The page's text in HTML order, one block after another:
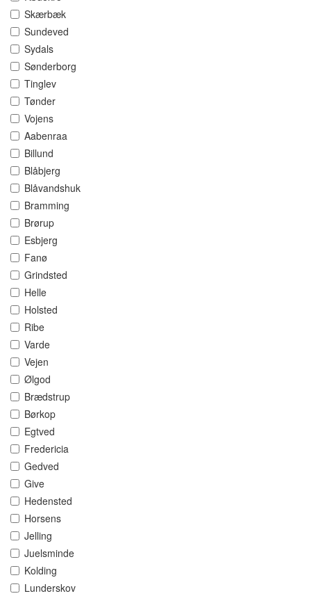
Skærbæk
Sundeved
Sydals
Sønderborg
Tinglev
Tønder
Vojens
Aabenraa
Billund
Blåbjerg
Blåvandshuk
Bramming
Brørup
Esbjerg
Fanø
Grindsted
Helle
Holsted
Ribe
Varde
Vejen
Ølgod
Brædstrup
Børkop
Egtved
Fredericia
Gedved
Give
Hedensted
Horsens
Jelling
Juelsminde
Kolding
Lunderskov